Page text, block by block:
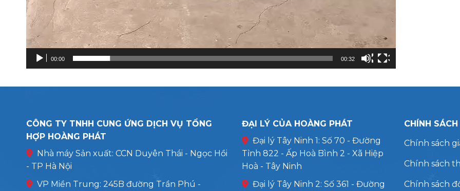
00:00 00:32
CÔNG TY TNHH CUNG ỨNG DỊCH VỤ TỔNG
HỢP HOÀNG PHÁT
Nhà máy Sản xuất: CCN Duyên Thái - Ngọc Hồi
- TP Hà Nội
VP Miền Trung: 245B đường Trần Phú -
ĐẠI LÝ CỦA HOÀNG PHÁT
Đại lý Tây Ninh 1: Số 70 - Đường
Tỉnh 822 - Ấp Hoà Bình 2 - Xã Hiệp
Hoà - Tây Ninh
Đại lý Tây Ninh 2: Số 361 - Đường
CHÍNH SÁCH
Chính sách
Chính sách
Chính sách